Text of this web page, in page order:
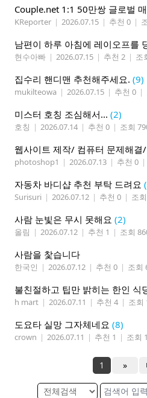
KReporter | 2026.07.15 | 추천 0 |
현수아빠 | 2026.07.15 | 추천 2 | 조
집수리 핸디맨 추천해주세요. (9)
mukilteowa | 2026.07.15 | 추천 0 |
미스터 호칭 조심해서... (2)
호칭 | 2026.07.14 | 추천 0 | 조회
photoshop1 | 2026.07.13 | 추천 0 |
자동차 바디샵 추천 부탁 드려요
Surisuri | 2026.07.12 | 추천 0 | 조
사람 눈빛은 무시 못해요 (2)
올림 | 2026.07.12 | 추천 1 | 조회
사람을 찿습니다
한국인 | 2026.07.12 | 추천 0 | 조회
불친절하고 팁만 밝히는 한인 식
h mart | 2026.07.11 | 추천 4 | 조회
도요타 실망 그자체네요 (8)
crown | 2026.07.11 | 추천 1 | 조회
1 »